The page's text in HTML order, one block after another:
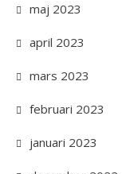
maj 2023
april 2023
mars 2023
februari 2023
januari 2023